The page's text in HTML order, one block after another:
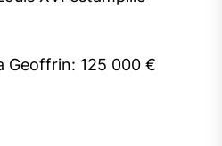
Geoffrin: 125 000 €